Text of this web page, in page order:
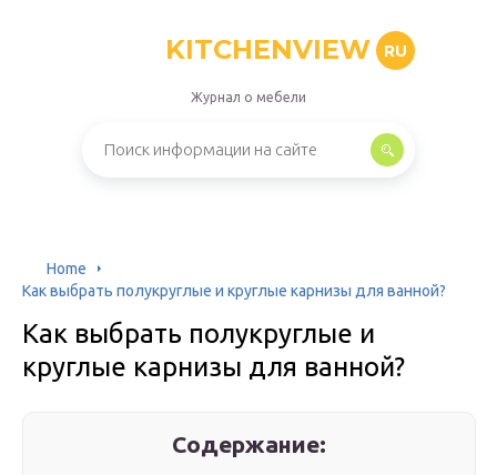
KITCHENVIEW RU
Журнал о мебели
Home
Как выбрать полукруглые и круглые карнизы для ванной?
Как выбрать полукруглые и
круглые карнизы для ванной?
Содержание: